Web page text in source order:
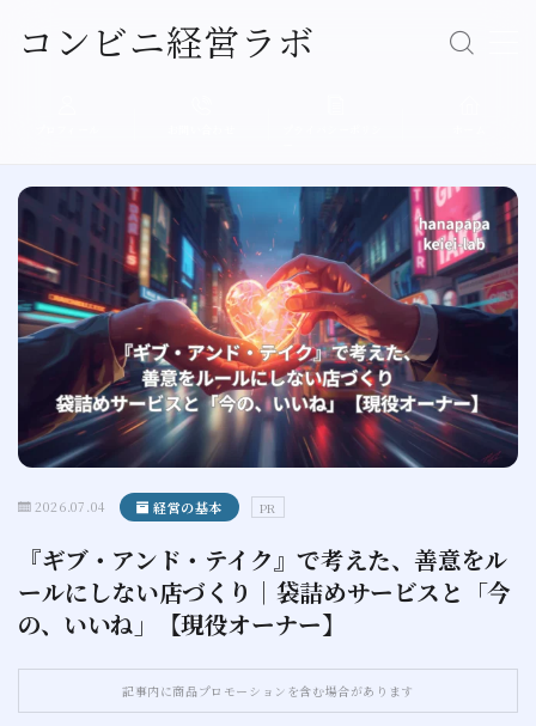
コンビニ経営ラボ
売上アップ
人材育成
店舗運営
現場エピソード
プロフィール
お問い合わせ
Follow Me
2026.07.04 経営の基本 PR
『ギブ・アンド・テイク』で考えた、善意をル
ールにしない店づくり｜袋詰めサービスと「今
の、いいね」【現役オーナー】
記事内に商品プロモーションを含む場合があります